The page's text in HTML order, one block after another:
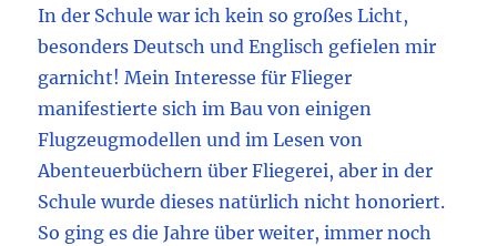
In der Schule war ich kein so großes Licht,
besonders Deutsch und Englisch gefielen mir
garnicht! Mein Interesse für Flieger
manifestierte sich im Bau von einigen
Flugzeugmodellen und im Lesen von
Abenteuerbüchern über Fliegerei, aber in der
Schule wurde dieses natürlich nicht honoriert.
So ging es die Jahre über weiter, immer noch